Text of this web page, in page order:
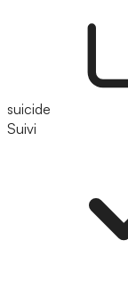
suicide
Suivi